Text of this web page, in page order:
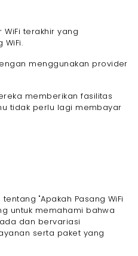
terakhir yang
menggunakan provider
memberikan fasilitas
tidak perlu lagi membayar
"Apakah Pasang WiFi
untuk memahami bahwa
dan bervariasi
serta paket yang